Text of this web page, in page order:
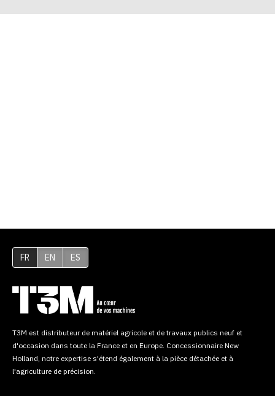
FR EN ES
T3M est distributeur de matériel agricole et de travaux publics neuf et
d'occasion dans toute la France et en Europe. Concessionnaire New
Holland, notre expertise s'étend également à la pièce détachée et à
l'agriculture de précision.